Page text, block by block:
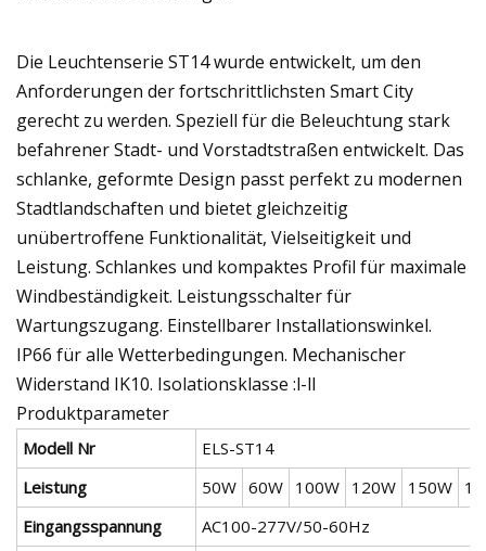
Die Leuchtenserie ST14 wurde entwickelt, um den
Anforderungen der fortschrittlichsten Smart City
gerecht zu werden. Speziell für die Beleuchtung stark
befahrener Stadt- und Vorstadtstraßen entwickelt. Das
schlanke, geformte Design passt perfekt zu modernen
Stadtlandschaften und bietet gleichzeitig
unübertroffene Funktionalität, Vielseitigkeit und
Leistung. Schlankes und kompaktes Profil für maximale
Windbeständigkeit. Leistungsschalter für
Wartungszugang. Einstellbarer Installationswinkel.
IP66 für alle Wetterbedingungen. Mechanischer
Widerstand IK10. Isolationsklasse :l-ll
Produktparameter
Modell Nr
ELS-ST14
Leistung
50W 60W 100W 120W 150W
Eingangsspannung
AC100-277V/50-60Hz